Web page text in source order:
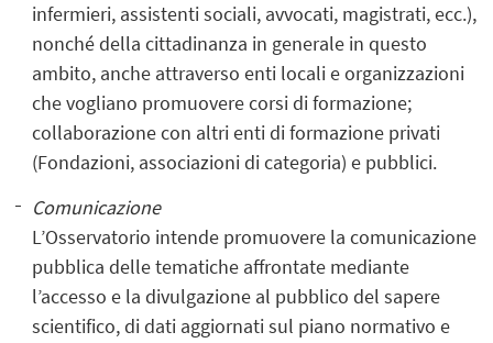
infermieri, assistenti sociali, avvocati, magistrati, ecc.),
nonché della cittadinanza in generale in questo
ambito, anche attraverso enti locali e organizzazioni
che vogliano promuovere corsi di formazione;
collaborazione con altri enti di formazione privati
(Fondazioni, associazioni di categoria) e pubblici.
Comunicazione
L’Osservatorio intende promuovere la comunicazione
pubblica delle tematiche affrontate mediante
l’accesso e la divulgazione al pubblico del sapere
scientifico, di dati aggiornati sul piano normativo e